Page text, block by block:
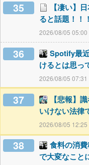
35
【凄い】
ると話題！！
2026/08/05 05:00
36
Spotify最
けるとは思っ
2026/08/05 07:31
37
【悲報】
いけない法律
2026/08/05 12:25
38
食料の消
で大変なこと